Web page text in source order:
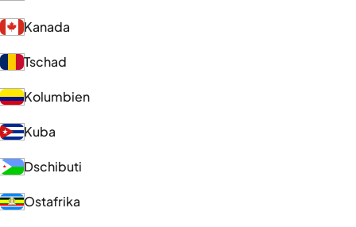
Kanada
Tschad
Kolumbien
Kuba
Dschibuti
Ostafrika